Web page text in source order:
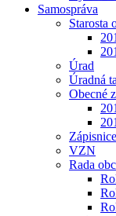
Samospráva
Starosta
Úrad
Úradná
Obecné
VZN
Rada